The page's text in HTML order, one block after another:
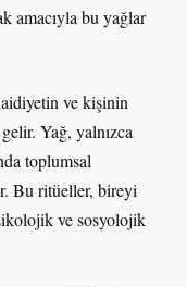
amacıyla bu yağlar
ve kişinin
Yağ, yalnızca
toplumsal
Bu ritüeller, bireyi
ve sosyolojik